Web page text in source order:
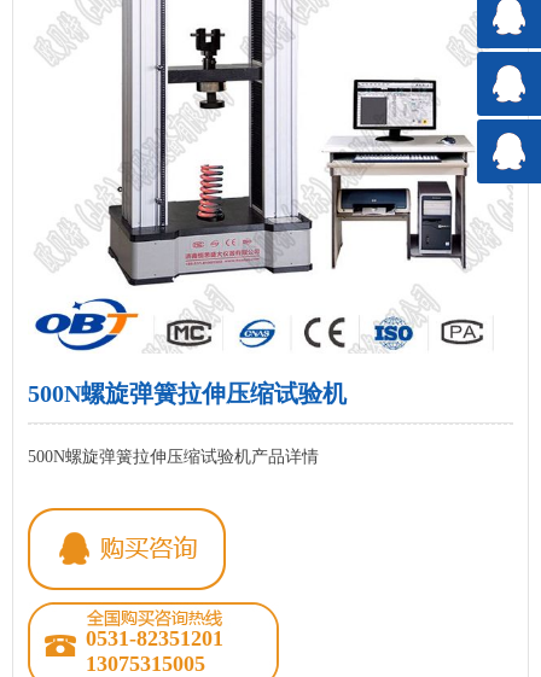
500N螺旋弹簧拉伸压缩试验机
500N螺旋弹簧拉伸压缩试验机产品详情
0531-82351201
13075315005